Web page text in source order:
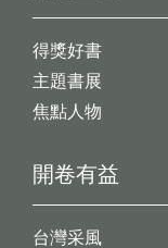
開卷有益
台灣采風
得獎好書
主題書展
焦點人物